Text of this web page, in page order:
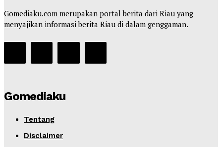
Gomediaku.com merupakan portal berita dari Riau yang
menyajikan informasi berita Riau di dalam genggaman.
Gomediaku
Tentang
Disclaimer